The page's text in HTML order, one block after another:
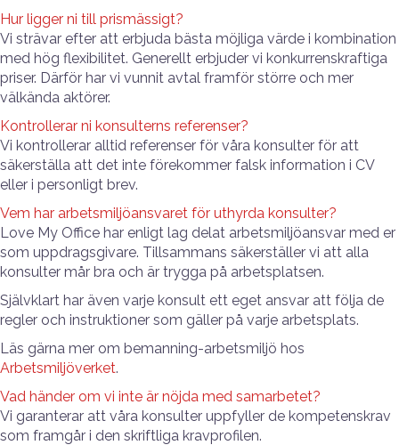
Hur ligger ni till prismässigt?
Vi strävar efter att erbjuda bästa möjliga värde i kombination
med hög flexibilitet. Generellt erbjuder vi konkurrenskraftiga
priser. Därför har vi vunnit avtal framför större och mer
välkända aktörer.
Kontrollerar ni konsulterns referenser?
Vi kontrollerar alltid referenser för våra konsulter för att
säkerställa att det inte förekommer falsk information i CV
eller i personligt brev.
Vem har arbetsmiljöansvaret för uthyrda konsulter?
Love My Office har enligt lag delat arbetsmiljöansvar med er
som uppdragsgivare. Tillsammans säkerställer vi att alla
konsulter mår bra och är trygga på arbetsplatsen.
Självklart har även varje konsult ett eget ansvar att följa de
regler och instruktioner som gäller på varje arbetsplats.
Läs gärna mer om bemanning-arbetsmiljö hos
Arbetsmiljöverket.
Vad händer om vi inte är nöjda med samarbetet?
Vi garanterar att våra konsulter uppfyller de kompetenskrav
som framgår i den skriftliga kravprofilen.